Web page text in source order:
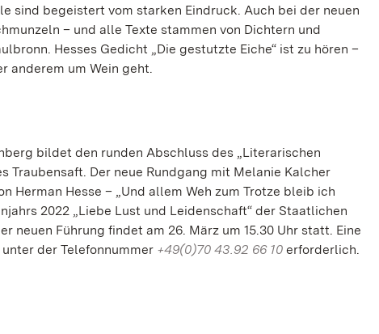
sind begeistert vom starken Eindruck. Auch bei der neuen
– und alle Texte stammen von Dichtern und
Hesses Gedicht „Die gestutzte Eiche“ ist zu hören –
anderem um Wein geht.
bildet den runden Abschluss des „Literarischen
Traubensaft. Der neue Rundgang mit Melanie Kalcher
Herman Hesse – „Und allem Weh zum Trotze bleib ich
2022 „Liebe Lust und Leidenschaft“ der Staatlichen
Führung findet am 26. März um 15.30 Uhr statt. Eine
der Telefonnummer +49(0)70 43.92 66 10 erforderlich.